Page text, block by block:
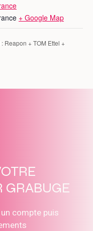
+ Google Map
Reapon + TOM Ettel +
GRABUGE
compte puis